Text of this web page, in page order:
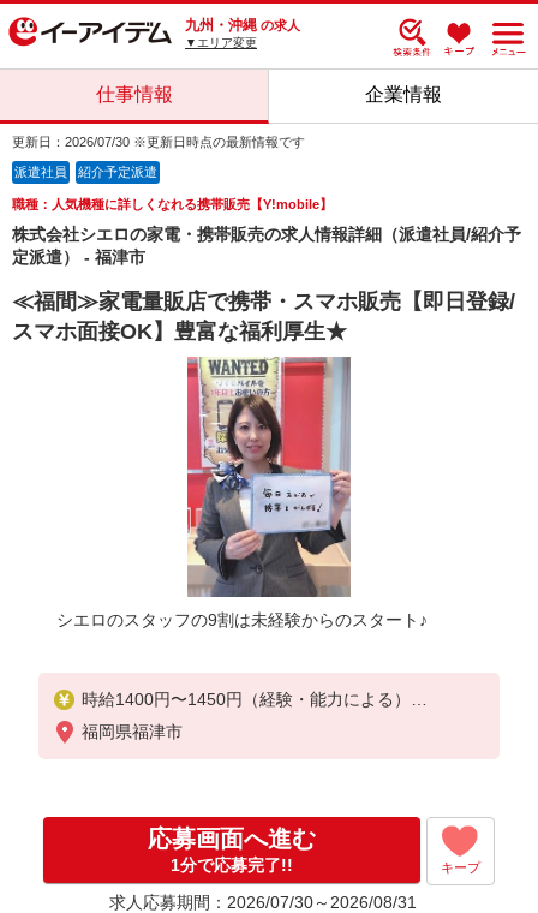
九州・沖縄 の求人
▼エリア変更
仕事情報 企業情報
更新日：2026/07/30 ※更新日時点の最新情報です
派遣社員 紹介予定派遣
職種：人気機種に詳しくなれる携帯販売【Y!mobile】
株式会社シエロの家電・携帯販売の求人情報詳細（派遣社員/紹介予
定派遣） - 福津市
≪福間≫家電量販店で携帯・スマホ販売【即日登録/
スマホ面接OK】豊富な福利厚生★
シエロのスタッフの9割は未経験からのスタート♪
時給1400円〜1450円（経験・能力による）
※残業代支給
★交通費別途支給（規定あり）
入社祝い金10万円支給(規定有)
お友達を紹介頂くと,
インセンティブ支給(規定有)
福岡県福津市
応募画面へ進む
1分で応募完了!! キープ
求人応募期間：2026/07/30～2026/08/31